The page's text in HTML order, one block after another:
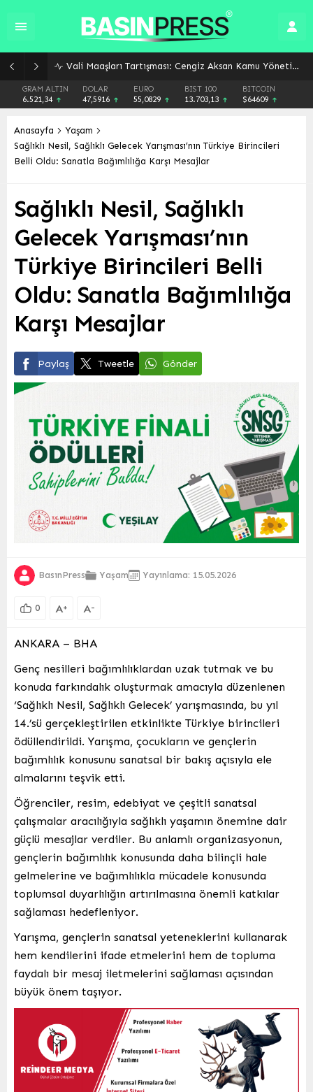
Vali Maaşları Tartışması: Cengiz Aksan Kamu Yönetiminde Ücret Dengesizliğini Gündeme Getirdi
GRAM ALTIN
6.521,34
DOLAR
47,5916
EURO
55,0829
BIST 100
13.703,13
BITCOIN
$64609
Anasayfa
Yaşam
Sağlıklı Nesil, Sağlıklı Gelecek Yarışması’nın Türkiye Birincileri
Belli Oldu: Sanatla Bağımlılığa Karşı Mesajlar
Sağlıklı Nesil, Sağlıklı
Gelecek Yarışması’nın
Türkiye Birincileri Belli
Oldu: Sanatla Bağımlılığa
Karşı Mesajlar
Paylaş Tweetle Gönder
BasınPress Yaşam Yayınlama: 15.05.2026
0 A+ A-
ANKARA – BHA
Genç nesilleri bağımlılıklardan uzak tutmak ve bu
konuda farkındalık oluşturmak amacıyla düzenlenen
‘Sağlıklı Nesil, Sağlıklı Gelecek’ yarışmasında, bu yıl
14.’sü gerçekleştirilen etkinlikte Türkiye birincileri
ödüllendirildi. Yarışma, çocukların ve gençlerin
bağımlılık konusunu sanatsal bir bakış açısıyla ele
almalarını teşvik etti.
Öğrenciler, resim, edebiyat ve çeşitli sanatsal
çalışmalar aracılığıyla sağlıklı yaşamın önemine dair
güçlü mesajlar verdiler. Bu anlamlı organizasyonun,
gençlerin bağımlılık konusunda daha bilinçli hale
gelmelerine ve bağımlılıkla mücadele konusunda
toplumsal duyarlılığın artırılmasına önemli katkılar
sağlaması hedefleniyor.
Yarışma, gençlerin sanatsal yeteneklerini kullanarak
hem kendilerini ifade etmelerini hem de topluma
faydalı bir mesaj iletmelerini sağlaması açısından
büyük önem taşıyor.